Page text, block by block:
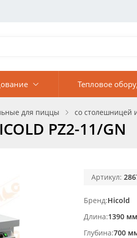
Тепловое
для пиццы со столешницей
PZ2-11/GN
Артикул:
Бренд Hicold
Длина 1390 мм
Глубина 700